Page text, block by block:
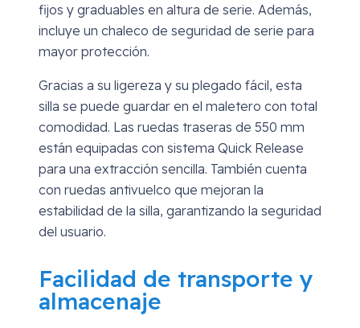
fijos y graduables en altura de serie. Además,
incluye un chaleco de seguridad de serie para
mayor protección.
Gracias a su ligereza y su plegado fácil, esta
silla se puede guardar en el maletero con total
comodidad. Las ruedas traseras de 550 mm
están equipadas con sistema Quick Release
para una extracción sencilla. También cuenta
con ruedas antivuelco que mejoran la
estabilidad de la silla, garantizando la seguridad
del usuario.
Facilidad de transporte y
almacenaje